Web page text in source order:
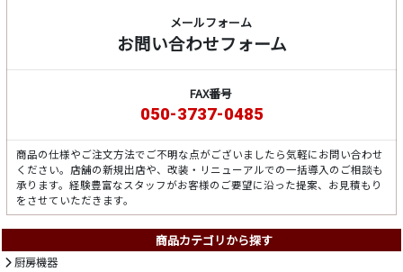
メールフォーム
お問い合わせフォーム
FAX番号
050-3737-0485
商品の仕様やご注文方法でご不明な点がございましたら気軽にお問い合わせ
ください。店舗の新規出店や、改装・リニューアルでの一括導入のご相談も
承ります。経験豊富なスタッフがお客様のご要望に沿った提案、お見積もり
をさせていただきます。
商品カテゴリから探す
厨房機器